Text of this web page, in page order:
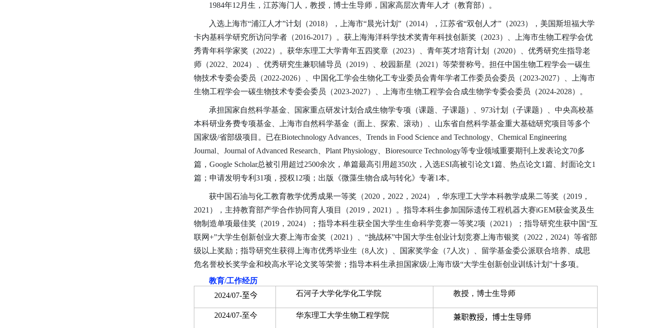
1984年12月生，江苏海门人，教授，博士生导师，国家高层次青年人才（教育部）。
入选上海市“浦江人才”计划（2018），上海市“晨光计划”（2014），江苏省“双创人才”（2023），美国斯坦福大学
卡内基科学研究所访问学者（2016-2017）。获上海海洋科学技术奖青年科技创新奖（2023）、上海市生物工程学会优
秀青年科学家奖（2022）。获华东理工大学青年五四奖章（2023）、青年英才培育计划（2020）、优秀研究生指导老
师（2022、2024）、优秀研究生兼职辅导员（2019）、校园新星（2021）等荣誉称号。担任中国生物工程学会一碳生
物技术专委会委员（2022-2026）、中国化工学会生物化工专业委员会青年学者工作委员会委员（2023-2027）、上海市
生物工程学会一碳生物技术专委会委员（2023-2027）、上海市生物工程学会合成生物学专委会委员（2024-2028）。
承担国家自然科学基金、国家重点研发计划合成生物学专项（课题、子课题）、973计划（子课题）、中央高校基
本科研业务费专项基金、上海市自然科学基金（面上、探索、滚动）、山东省自然科学基金重大基础研究项目等多个
国家级/省部级项目。已在Biotechnology Advances、Trends in Food Science and Technology、Chemical Engineering
Journal、Journal of Advanced Research、Plant Physiology、Bioresource Technology等专业领域重要期刊上发表论文70多
篇，Google Scholar总被引用超过2500余次，单篇最高引用超350次，入选ESI高被引论文1篇、热点论文1篇、封面论文1
篇；申请发明专利31项，授权12项；出版《微藻生物合成与转化》专著1本。
获中国石油与化工教育教学优秀成果一等奖（2020，2022，2024），华东理工大学本科教学成果二等奖（2019，
2021），主持教育部产学合作协同育人项目（2019，2021）。指导本科生参加国际遗传工程机器大赛iGEM获金奖及生
物制造单项最佳奖（2019，2024）；指导本科生获全国大学生生命科学竞赛一等奖2项（2021）；指导研究生获中国“互
联网+”大学生创新创业大赛上海市金奖（2021）、“挑战杯”中国大学生创业计划竞赛上海市银奖（2022，2024）等省部
级以上奖励；指导研究生获得上海市优秀毕业生（8人次）、国家奖学金（7人次）、留学基金委公派联合培养、成思
危名誉校长奖学金和校高水平论文奖等荣誉；指导本科生承担国家级/上海市级“大学生创新创业训练计划”十多项。
教育/工作经历
2024/07-至今 石河子大学化学化工学院 教授，博士生导师
2024/07-至今 华东理工大学生物工程学院 兼职教授，博士生导师